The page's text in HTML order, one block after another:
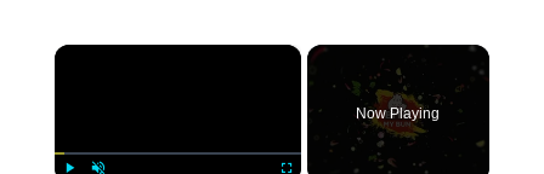
×
Now Playing